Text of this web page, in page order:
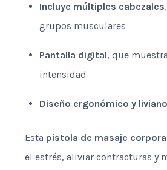
Incluye múltiples cabezales
grupos musculares
Pantalla digital, que
intensidad
Diseño ergonómico y liviano
Esta pistola de masaje
el estrés, aliviar contracturas y